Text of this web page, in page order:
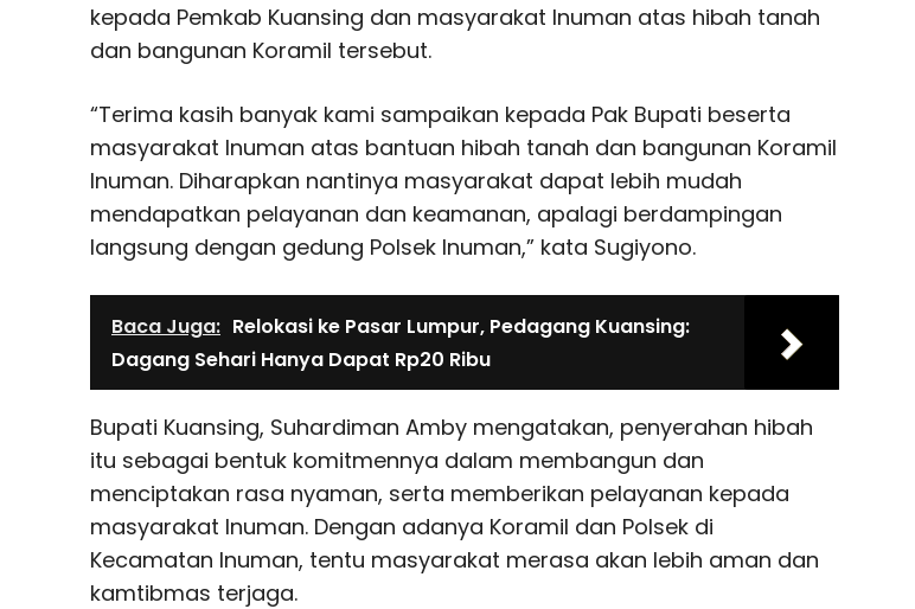
kepada Pemkab Kuansing dan masyarakat Inuman atas hibah tanah
dan bangunan Koramil tersebut.
“Terima kasih banyak kami sampaikan kepada Pak Bupati beserta
masyarakat Inuman atas bantuan hibah tanah dan bangunan Koramil
Inuman. Diharapkan nantinya masyarakat dapat lebih mudah
mendapatkan pelayanan dan keamanan, apalagi berdampingan
langsung dengan gedung Polsek Inuman,” kata Sugiyono.
Baca Juga: Relokasi ke Pasar Lumpur, Pedagang Kuansing:
Dagang Sehari Hanya Dapat Rp20 Ribu
Bupati Kuansing, Suhardiman Amby mengatakan, penyerahan hibah
itu sebagai bentuk komitmennya dalam membangun dan
menciptakan rasa nyaman, serta memberikan pelayanan kepada
masyarakat Inuman. Dengan adanya Koramil dan Polsek di
Kecamatan Inuman, tentu masyarakat merasa akan lebih aman dan
kamtibmas terjaga.